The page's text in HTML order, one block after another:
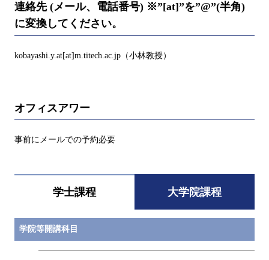
連絡先 (メール、電話番号) ※”[at]”を”@”(半角)
に変換してください。
kobayashi.y.at[at]m.titech.ac.jp（小林教授）
オフィスアワー
事前にメールでの予約必要
学士課程 大学院課程
学院等開講科目